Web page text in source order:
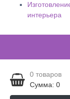
интерьера
0 товаров
Сумма: 0